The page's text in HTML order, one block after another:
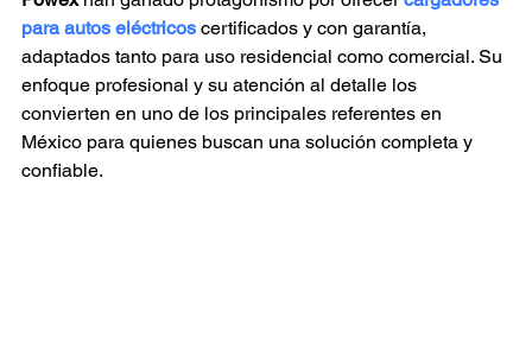
para autos eléctricos certificados y con garantía,
adaptados tanto para uso residencial como comercial. Su
enfoque profesional y su atención al detalle los
convierten en uno de los principales referentes en
México para quienes buscan una solución completa y
confiable.